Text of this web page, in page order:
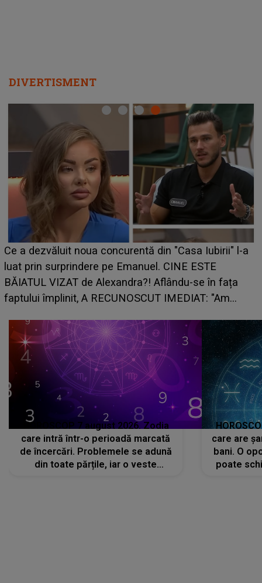
DIVERTISMENT
Ce a dezvăluit noua concurentă din "Casa Iubirii" l-a
luat prin surprindere pe Emanuel. CINE ESTE
BĂIATUL VIZAT de Alexandra?! Aflându-se în fața
faptului împlinit, A RECUNOSCUT IMEDIAT: "Am
HOROSCOP 7 august 2026. Zodia
care intră într-o perioadă marcată
de încercări. Problemele se adună
din toate părțile, iar o veste
care are
bani. O
poate